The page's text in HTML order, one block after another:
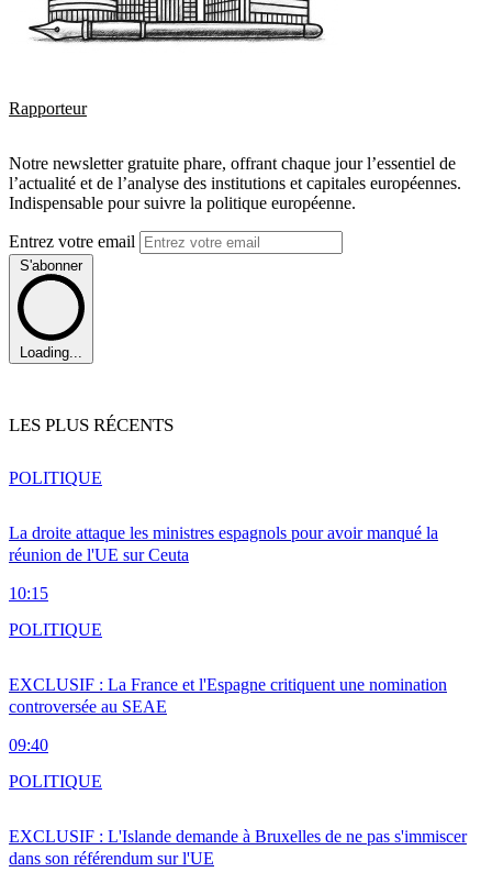
Rapporteur
Notre newsletter gratuite phare, offrant chaque jour l’essentiel de
l’actualité et de l’analyse des institutions et capitales européennes.
Indispensable pour suivre la politique européenne.
Entrez votre email
S'abonner
Loading...
LES PLUS RÉCENTS
La droite attaque les ministres espagnols pour avoir manqué la
réunion de l'UE sur Ceuta
10:15
POLITIQUE
EXCLUSIF : La France et l'Espagne critiquent une nomination
controversée au SEAE
09:40
POLITIQUE
EXCLUSIF : L'Islande demande à Bruxelles de ne pas s'immiscer
dans son référendum sur l'UE
POLITIQUE